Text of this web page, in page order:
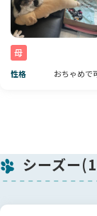
心して過ごせる
だけたら嬉しいで
愛情たっぷり育て
りお待ちしており
母
性格 おちゃめで
シーズー